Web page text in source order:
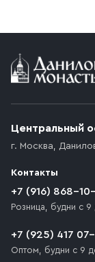
Условия
возникают
которое
движения. Если
доставки
необходимо
Центральный
г. Москва,
Контакты
+7 (916) 868-
Розница, будни с 9
+7 (925) 417
Оптом, будни с 9